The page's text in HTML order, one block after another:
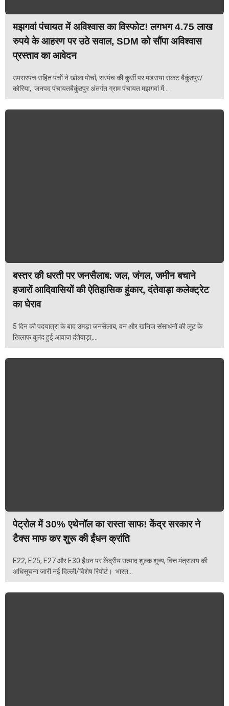
मझगवां पंचायत में अविश्वास का विस्फोट! लगभग 4.75 लाख
रुपये के आहरण पर उठे सवाल, SDM को सौंपा अविश्वास
प्रस्ताव का आवेदन
उपसरपंच सहित पंचों ने खोला मोर्चा, सरपंच की कुर्सी पर मंडराया संकट बैकुंठपुर/
कोरिया, जनपद पंचायतबैकुंठपुर अंतर्गत ग्राम पंचायत मझगवां में...
बस्तर की धरती पर जनसैलाब: जल, जंगल, जमीन बचाने
हजारों आदिवासियों की ऐतिहासिक हुंकार, दंतेवाड़ा कलेक्ट्रेट
का घेराव
5 दिन की पदयात्रा के बाद उमड़ा जनसैलाब, वन और खनिज संसाधनों की लूट के
खिलाफ बुलंद हुई आवाज दंतेवाड़ा,...
पेट्रोल में 30% एथेनॉल का रास्ता साफ! केंद्र सरकार ने
टैक्स माफ कर शुरू की ईंधन क्रांति
E22, E25, E27 और E30 ईंधन पर केंद्रीय उत्पाद शुल्क शून्य, वित्त मंत्रालय की
अधिसूचना जारी नई दिल्ली/विशेष रिपोर्ट। भारत...